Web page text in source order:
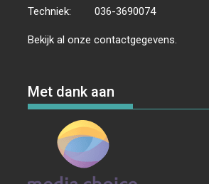
Techniek:
036-3690074
Bekijk al onzecontactgegevens.
Met dank aan